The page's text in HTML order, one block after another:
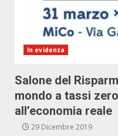
In evidenza
Salone del
mondo a tassi
all’economia reale
29 Dicembre 2019